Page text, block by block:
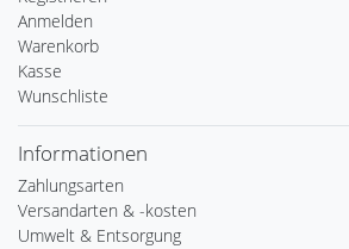
Anmelden
Warenkorb
Kasse
Wunschliste
Informationen
Zahlungsarten
Versandarten & -kosten
Umwelt & Entsorgung